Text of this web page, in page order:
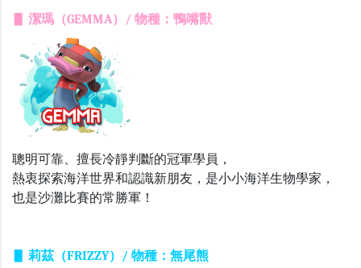
▋ 潔瑪（GEMMA）/ 物種：鴨嘴獸
聰明可靠、擅長冷靜判斷的冠軍學員，
熱衷探索海洋世界和認識新朋友，是小小海洋生物學家，
也是沙灘比賽的常勝軍！
▋ 莉茲（FRIZZY）/ 物種：無尾熊